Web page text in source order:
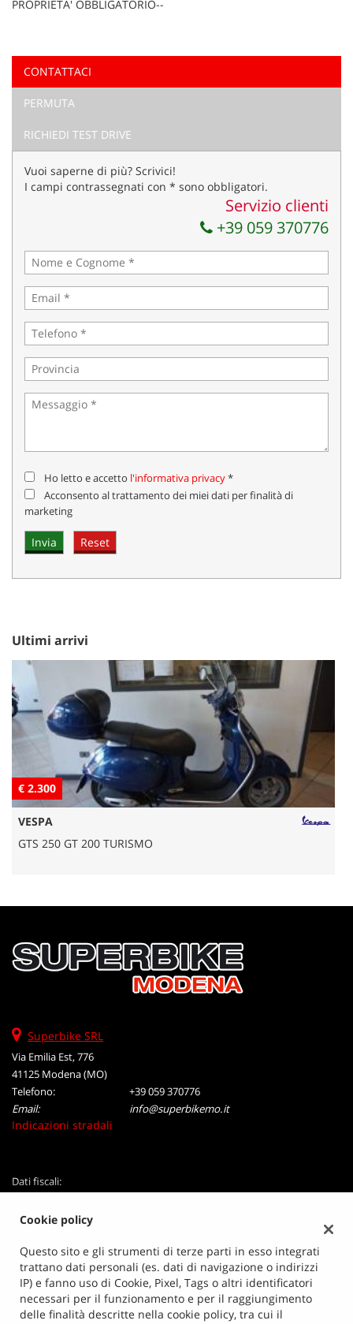
PROPRIETA' OBBLIGATORIO--
CONTATTACI
PERMUTA
RICHIEDI TEST DRIVE
Vuoi saperne di più? Scrivici!
I campi contrassegnati con * sono obbligatori.
Servizio clienti
+39 059 370776
Ho letto e accetto l'informativa privacy*
Acconsento al trattamento dei miei dati per finalità di
marketing
Ultimi arrivi
€ 2.300
VESPA
GTS 250 GT 200 TURISMO
Superbike SRL
Via Emilia Est, 776
41125 Modena (MO)
Telefono:
+39 059 370776
Email:
info@superbikemo.it
Indicazioni stradali
Dati fiscali:
Via Emilia Est, 776, Modena (MO)
Registro delle imprese:MO
N°01363320365
REA: MO-211365
Capitale sociale: €110.000,00 i.v.
Cookie policy
Questo sito e gli strumenti di terze parti in esso integrati
trattano dati personali (es. dati di navigazione o indirizzi
IP) e fanno uso di Cookie, Pixel, Tags o altri identificatori
necessari per il funzionamento e per il raggiungimento
delle finalità descritte nella cookie policy, tra cui il
Cookie per il miglioramento dell'esperienza utente
Cookie analitici
Cookie di marketing
Leggi
Salva
le
impostazioni